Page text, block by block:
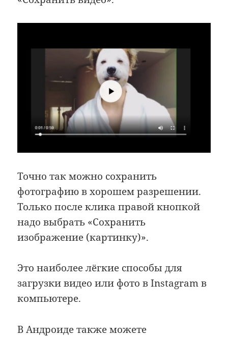
Точно так можно сохранить
фотографию в хорошем разрешении.
Только после клика правой кнопкой
надо выбрать «Сохранить
изображение (картинку)».
Это наиболее лёгкие способы для
загрузки видео или фото в Instagram в
компьютере.
В Андроиде также можете